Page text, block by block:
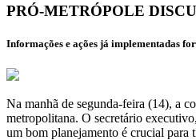
PRÓ-METRÓPOLE
Informações e ações já implementadas
Na manhã de segunda-feira (14), a
metropolitana. O secretário
um bom planejamento é crucial para